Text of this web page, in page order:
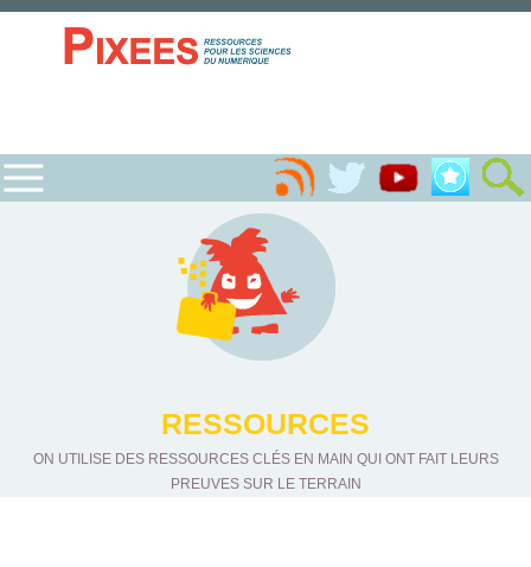
RESSOURCES
ON UTILISE DES RESSOURCES CLÉS EN MAIN QUI ONT FAIT LEURS
PREUVES SUR LE TERRAIN